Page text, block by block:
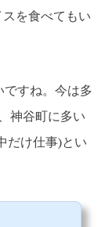
を食べてもい
すね。今は多
神谷町に多い
だけ仕事)とい